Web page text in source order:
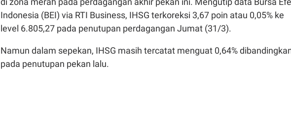
Indonesia (BEI) via RTI Business, IHSG terkoreksi 3,67 poin atau 0,05% ke
level 6.805,27 pada penutupan perdagangan Jumat (31/3).
Namun dalam sepekan, IHSG masih tercatat menguat 0,64%
pada penutupan pekan lalu.